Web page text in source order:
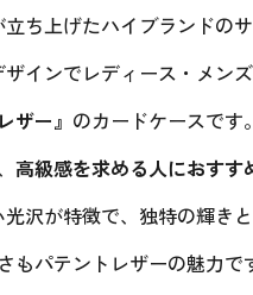
ち上げたハイブランドの
インでレディース・メン
ザー』 のカードケースです
高級感を求める人におすす
光沢が特徴で、独特の輝き
もパテントレザーの魅力で